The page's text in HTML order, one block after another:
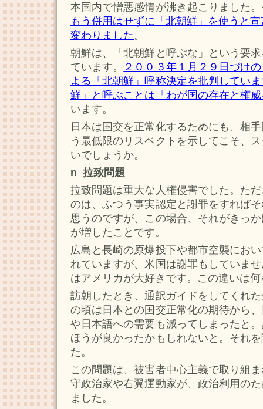
本国内で憎悪感情が沸き起こりました
もう併用はせずに「北朝鮮」を使うと
変わりました。
朝鮮は、「北朝鮮と呼ぶな」という要
ています。
２００３年１月２９日づけ
よる「北朝鮮」呼称決定を批判してい
鮮」と呼ぶことは「わが国の存在と権
います。
日本は国交を正常化するためにも、相
う最低限のリスペクトを示してこそ、
いでしょうか。
n 拉致問題
拉致問題は重大な人権侵害でした。た
のは、ふつう事実認定と謝罪をすれば
思うのですが、この場合、それがきっ
が増したことです。
広島と長崎の原爆投下や都市空襲にお
れていますが、米国は謝罪もしていま
はアメリカが大好きです。この違いは
訪朝したとき、通訳ガイドをしてくれ
の頃は日本との国交正常化の期待から
や日本語への需要も減ってしまったと
ほうが良かったかもしれないと。それ
た。
この問題は、被害者中心主義で取り組
守政治家や右翼運動家が、政治利用の
ました。